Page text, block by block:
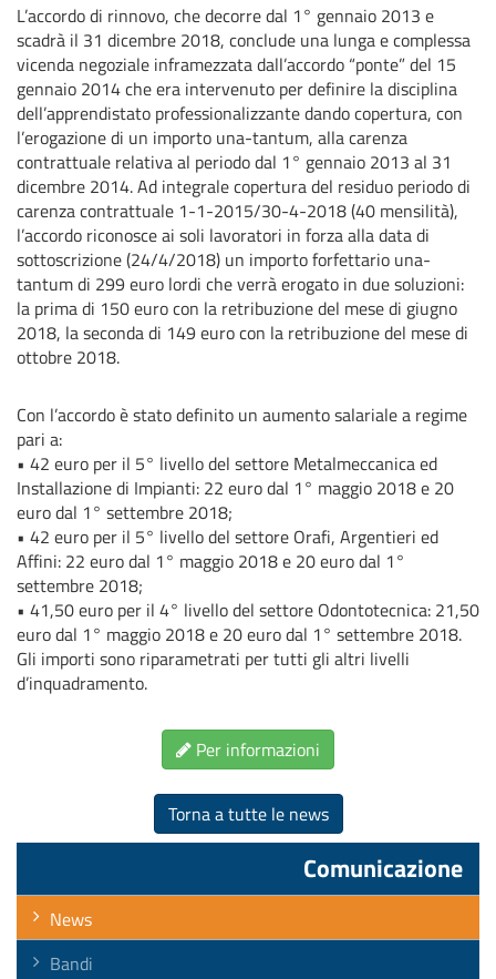
L’accordo di rinnovo, che decorre dal 1° gennaio 2013 e
scadrà il 31 dicembre 2018, conclude una lunga e complessa
vicenda negoziale inframezzata dall’accordo “ponte” del 15
gennaio 2014 che era intervenuto per definire la disciplina
dell’apprendistato professionalizzante dando copertura, con
l’erogazione di un importo una-tantum, alla carenza
contrattuale relativa al periodo dal 1° gennaio 2013 al 31
dicembre 2014. Ad integrale copertura del residuo periodo di
carenza contrattuale 1-1-2015/30-4-2018 (40 mensilità),
l’accordo riconosce ai soli lavoratori in forza alla data di
sottoscrizione (24/4/2018) un importo forfettario una-
tantum di 299 euro lordi che verrà erogato in due soluzioni:
la prima di 150 euro con la retribuzione del mese di giugno
2018, la seconda di 149 euro con la retribuzione del mese di
ottobre 2018.
Con l’accordo è stato definito un aumento salariale a regime
pari a:
• 42 euro per il 5° livello del settore Metalmeccanica ed
Installazione di Impianti: 22 euro dal 1° maggio 2018 e 20
euro dal 1° settembre 2018;
• 42 euro per il 5° livello del settore Orafi, Argentieri ed
Affini: 22 euro dal 1° maggio 2018 e 20 euro dal 1°
settembre 2018;
• 41,50 euro per il 4° livello del settore Odontotecnica: 21,50
euro dal 1° maggio 2018 e 20 euro dal 1° settembre 2018.
Gli importi sono riparametrati per tutti gli altri livelli
d’inquadramento.
Per informazioni
Torna a tutte le news
Comunicazione
News
Bandi